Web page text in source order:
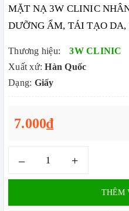
MẶT NẠ 3W CLINIC
DƯỠNG ẨM, TÁI TẠO DA,
Thương hiệu:
3W CLINIC
Xuất xứ:Hàn Quốc
Dạng: Giấy
7.000₫
– +
THÊM